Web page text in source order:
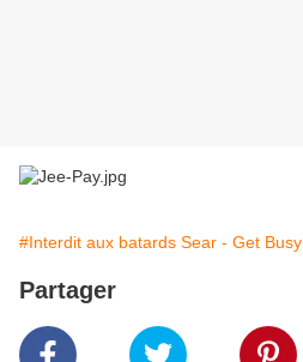
#Interdit aux batards Sear - Get Busy
Partager